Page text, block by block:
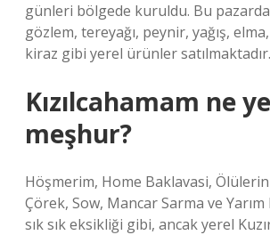
günleri bölgede kuruldu. Bu
gözlem, tereyağı, peynir, yağış,
kiraz gibi yerel ürünler satılmaktadır.
Kızılcahamam ne
meşhur?
Höşmerim, Home Baklavasi,
Çörek, Sow, Mancar Sarma ve
sık sık eksikliği gibi, ancak yerel